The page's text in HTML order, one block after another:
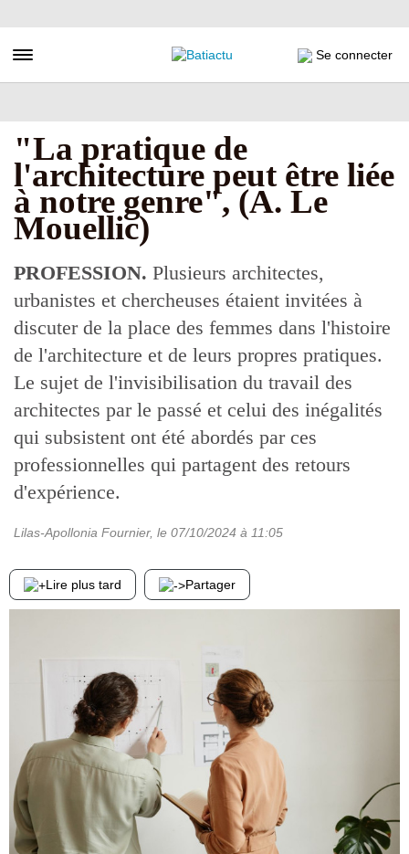
au
principal
Toggle navigation Se connecter
"La pratique de
l'architecture peut être liée
à notre genre", (A. Le
Mouellic)
PROFESSION. Plusieurs architectes,
urbanistes et chercheuses étaient invitées à
discuter de la place des femmes dans l'histoire
de l'architecture et de leurs propres pratiques.
Le sujet de l'invisibilisation du travail des
architectes par le passé et celui des inégalités
qui subsistent ont été abordés par ces
professionnelles qui partagent des retours
d'expérience.
Lilas-Apollonia Fournier, le 07/10/2024 à 11:05
Lire plus tard Partager